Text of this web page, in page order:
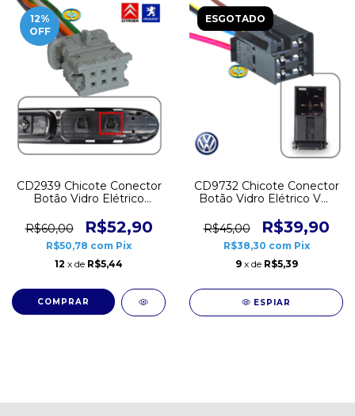
12%
OFF
CD2939 Chicote Conector
Botão Vidro Elétrico
307 407 6 vias Cinza
R$60,00 R$52,90
R$50,78 com Pix
12 x de R$5,44
ESGOTADO
CD9732 Chicote Conector
Botão Vidro Elétrico VW
R$45,00
R$39,90
R$38,30 com Pix
9 x de R$5,39
ESPIAR